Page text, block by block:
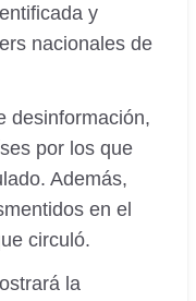
y
nacionales de
desinformación,
por los que
Además,
en el
circuló.
la